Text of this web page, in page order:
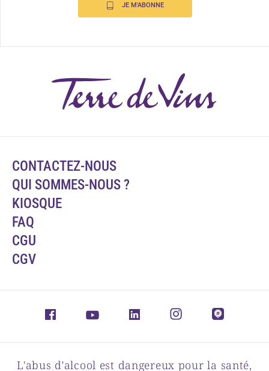
JE M'ABONNE
CONTACTEZ-NOUS
QUI SOMMES-NOUS ?
KIOSQUE
FAQ
CGU
CGV
L'abus d'alcool est dangereux pour la santé,